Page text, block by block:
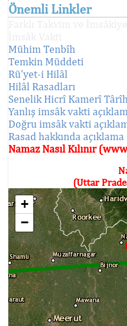
Önemli Linkler
Mühim Tenbîh
Temkin Müddeti
Rü'yet-i Hilâl
Hilâl Rasadları
Senelik Hicrî Kamerî
Yanlış imsâk vakti
Doğru imsâk vakti
Rasad hakkında açıklama
Namaz Nasıl Kılınır
(Uttar
+
−